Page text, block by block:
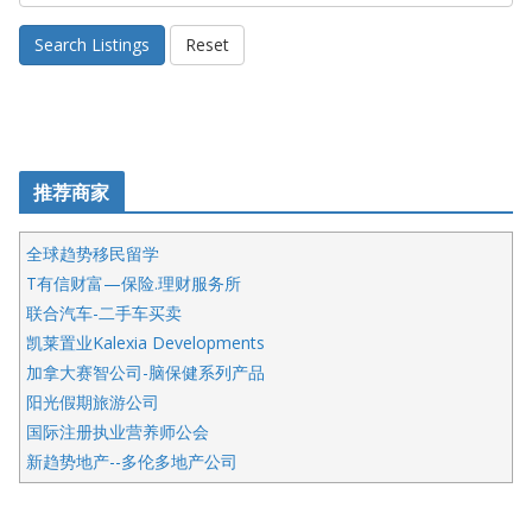
Search Listings Reset
推荐商家
全球趋势移民留学
T有信财富—保险.理财服务所
联合汽车-二手车买卖
凯莱置业Kalexia Developments
加拿大赛智公司-脑保健系列产品
阳光假期旅游公司
国际注册执业营养师公会
新趋势地产--多伦多地产公司
呱呱电器